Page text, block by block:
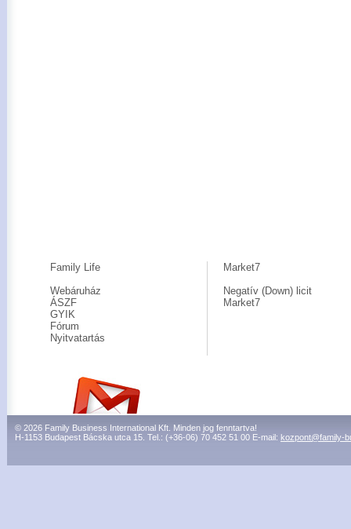
Family Life
Webáruház
ÁSZF
GYIK
Fórum
Nyitvatartás
Market7
Negatív (Down) licit
Market7
© 2026 Family Business International Kft. Minden jog fenntartva!
H-1153 Budapest Bácska utca 15. Tel.: (+36-06) 70 452 51 00 E-mail: kozpont@family-